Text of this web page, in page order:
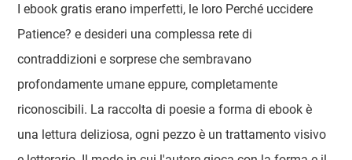
I ebook gratis erano imperfetti, le loro Perché uccidere
Patience? e desideri una complessa rete di
contraddizioni e sorprese che sembravano
profondamente umane eppure, completamente
riconoscibili. La raccolta di poesie a forma di ebook è
una lettura deliziosa, ogni pezzo è un trattamento visivo